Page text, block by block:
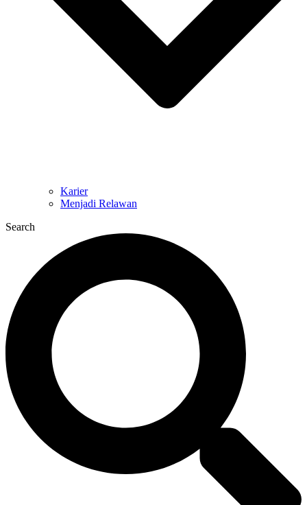
Karier
Menjadi Relawan
Search